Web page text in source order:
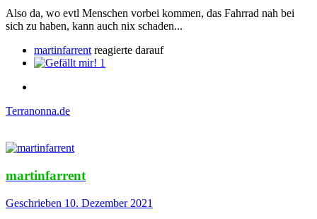
Also da, wo evtl Menschen vorbei kommen, das Fahrrad nah bei
sich zu haben, kann auch nix schaden...
martinfarrent reagierte darauf
1
Terranonna.de
martinfarrent
Geschrieben 10. Dezember 2021